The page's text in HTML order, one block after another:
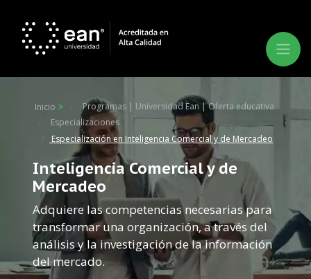
Inicio
Programas | Universidad Ean | Oferta educativa
Especializaciones
Especialización en Inteligencia Comercial y de Mercadeo
Inteligencia Comercial y de
Mercadeo
Adquiere las competencias necesarias para
transformar una organización, a través del
análisis y la investigación de la información
del mercado.